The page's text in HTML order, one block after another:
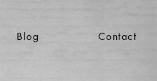
Blog Contact